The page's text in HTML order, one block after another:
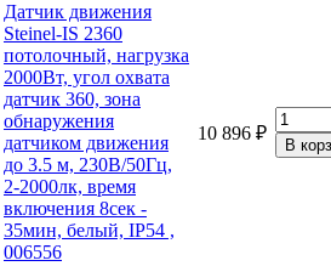
Датчик движения
Steinel-IS 2360
потолочный, нагрузка
2000Вт, угол охвата
датчик 360, зона
обнаружения
датчиком движения
до 3.5 м, 230В/50Гц,
2-2000лк, время
включения 8сек -
35мин, белый, IP54 ,
006556
10 896 ₽